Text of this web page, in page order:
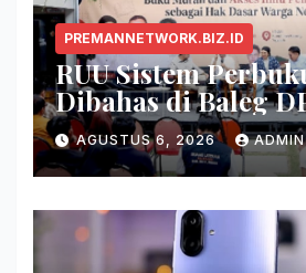
PREMANNETWORK.BIZ.ID
RUU Sistem
Dibahas di Baleg
Aditya: Buku Itu
Otak
AGUSTUS 6, 2026 ADMIN